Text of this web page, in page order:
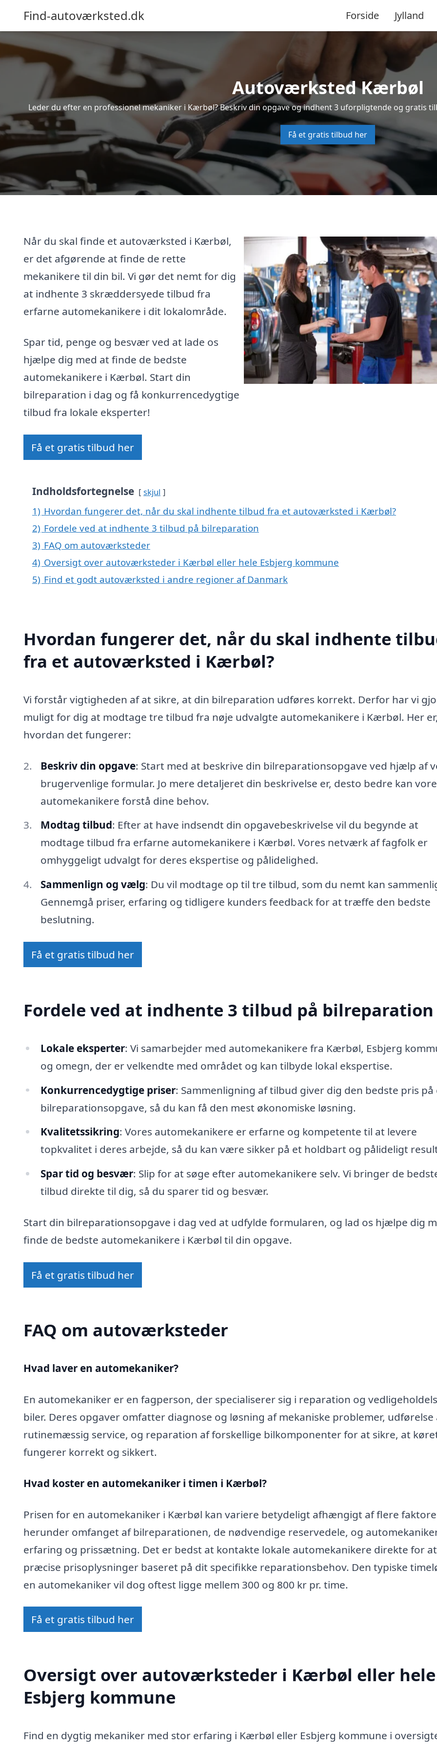
Find-autoværksted.dk Forside Jylland
Autoværksted Kærbøl
Leder du efter en professionel mekaniker i Kærbøl? Beskriv din opgave og indhent 3 uforpligtende og gratis
Få et gratis tilbud her
Når du skal finde et autoværksted i Kærbøl,
er det afgørende at finde de rette
mekanikere til din bil. Vi gør det nemt for dig
at indhente 3 skræddersyede tilbud fra
erfarne automekanikere i dit lokalområde.
Spar tid, penge og besvær ved at lade os
hjælpe dig med at finde de bedste
automekanikere i Kærbøl. Start din
bilreparation i dag og få konkurrencedygtige
tilbud fra lokale eksperter!
Få et gratis tilbud her
Indholdsfortegnelse skjul
1) Hvordan fungerer det, når du skal indhente tilbud fra et autoværksted i Kærbøl?
2) Fordele ved at indhente 3 tilbud på bilreparation
3) FAQ om autoværksteder
4) Oversigt over autoværksteder i Kærbøl eller hele Esbjerg kommune
5) Find et godt autoværksted i andre regioner af Danmark
Hvordan fungerer det, når du skal indhente
fra et autoværksted i Kærbøl?
Vi forstår vigtigheden af at sikre, at din bilreparation udføres korrekt. Derfor har vi
muligt for dig at modtage tre tilbud fra nøje udvalgte automekanikere i Kærbøl. Her
hvordan det fungerer:
Beskriv din opgave: Start med at beskrive din bilreparationsopgave ved hjælp af
brugervenlige formular. Jo mere detaljeret din beskrivelse er, desto bedre kan
automekanikere forstå dine behov.
Modtag tilbud: Efter at have indsendt din opgavebeskrivelse vil du begynde at
modtage tilbud fra erfarne automekanikere i Kærbøl. Vores netværk af fagfolk er
omhyggeligt udvalgt for deres ekspertise og pålidelighed.
Sammenlign og vælg: Du vil modtage op til tre tilbud, som du nemt kan
Gennemgå priser, erfaring og tidligere kunders feedback for at træffe den bedste
beslutning.
Få et gratis tilbud her
Fordele ved at indhente 3 tilbud på bilreparation
Lokale eksperter: Vi samarbejder med automekanikere fra Kærbøl, Esbjerg
og omegn, der er velkendte med området og kan tilbyde lokal ekspertise.
Konkurrencedygtige priser: Sammenligning af tilbud giver dig den bedste pris på
bilreparationsopgave, så du kan få den mest økonomiske løsning.
Kvalitetssikring: Vores automekanikere er erfarne og kompetente til at levere
topkvalitet i deres arbejde, så du kan være sikker på et holdbart og pålideligt
Spar tid og besvær: Slip for at søge efter automekanikere selv. Vi bringer de
tilbud direkte til dig, så du sparer tid og besvær.
Start din bilreparationsopgave i dag ved at udfylde formularen, og lad os hjælpe dig
finde de bedste automekanikere i Kærbøl til din opgave.
Få et gratis tilbud her
FAQ om autoværksteder
Hvad laver en automekaniker?
En automekaniker er en fagperson, der specialiserer sig i reparation og
biler. Deres opgaver omfatter diagnose og løsning af mekaniske problemer, udførelse
rutinemæssig service, og reparation af forskellige bilkomponenter for at sikre, at
fungerer korrekt og sikkert.
Hvad koster en automekaniker i timen i Kærbøl?
Prisen for en automekaniker i Kærbøl kan variere betydeligt afhængigt af flere
herunder omfanget af bilreparationen, de nødvendige reservedele, og
erfaring og prissætning. Det er bedst at kontakte lokale automekanikere direkte for
præcise prisoplysninger baseret på dit specifikke reparationsbehov. Den typiske
en automekaniker vil dog oftest ligge mellem 300 og 800 kr pr. time.
Få et gratis tilbud her
Oversigt over autoværksteder i Kærbøl eller hele
Esbjerg kommune
Find en dygtig mekaniker med stor erfaring i Kærbøl eller Esbjerg kommune i